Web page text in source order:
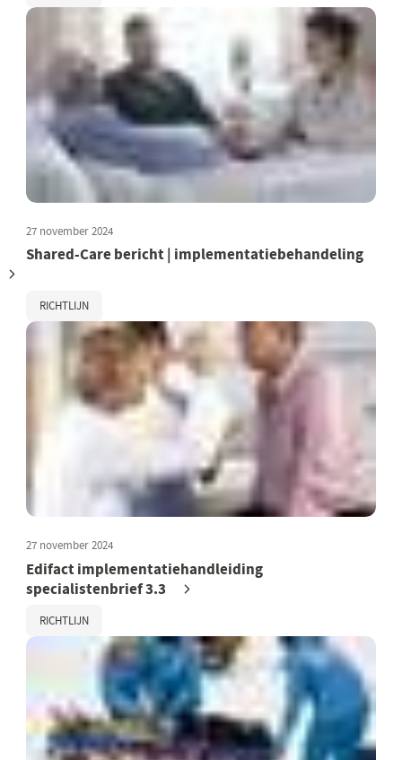
27 november 2024
Shared-Care bericht | implementatiebehandeling
RICHTLIJN
27 november 2024
Edifact implementatiehandleiding
specialistenbrief 3.3
RICHTLIJN